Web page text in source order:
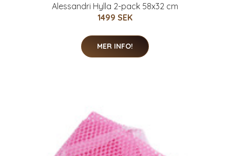
Alessandri Hylla 2-pack 58x32 cm
1499 SEK
MER INFO!